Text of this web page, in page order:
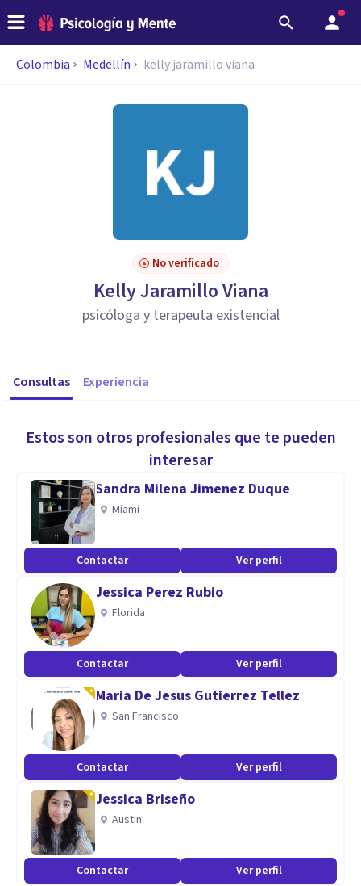
Colombia Medellín kelly jaramillo viana
No verificado
Kelly Jaramillo Viana
psicóloga y terapeuta existencial
Consultas Experiencia
Estos son otros profesionales que te pueden
interesar
Sandra Milena Jimenez Duque
Miami
Contactar Ver perfil
Jessica Perez Rubio
Florida
Contactar Ver perfil
Maria De Jesus Gutierrez Tellez
San Francisco
Contactar Ver perfil
Jessica Briseño
Austin
Contactar Ver perfil